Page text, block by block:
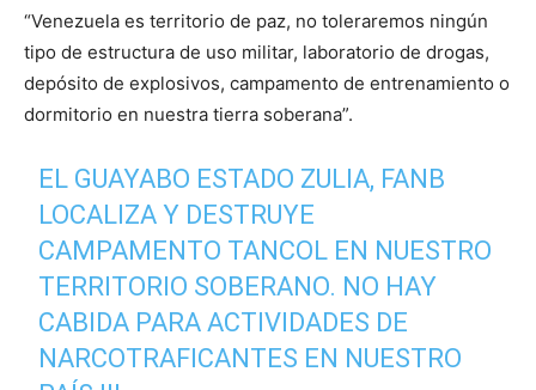
“Venezuela es territorio de paz, no toleraremos ningún
tipo de estructura de uso militar, laboratorio de drogas,
depósito de explosivos, campamento de entrenamiento o
dormitorio en nuestra tierra soberana”.
EL GUAYABO ESTADO ZULIA, FANB
LOCALIZA Y DESTRUYE
CAMPAMENTO TANCOL EN NUESTRO
TERRITORIO SOBERANO. NO HAY
CABIDA PARA ACTIVIDADES DE
NARCOTRAFICANTES EN NUESTRO